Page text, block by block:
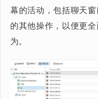
幕的活动，包括聊天
的其他操作，以便更
为。